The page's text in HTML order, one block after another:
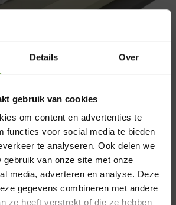
Details Over
gebruik van cookies
om content en advertenties te
functies voor social media te bieden
te analyseren. Ook delen we
gebruik van onze site met onze
media, adverteren en analyse. Deze
gegevens combineren met andere
ze heeft verstrekt of die ze hebben
Toppers Gallery
€0,00
×